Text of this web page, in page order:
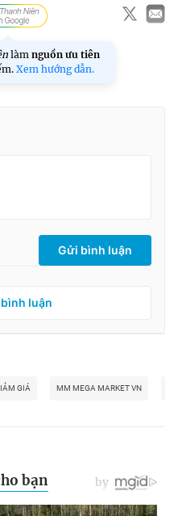
làm nguồn ưu tiên
Xem hướng dẫn.
Gửi bình luận
luận
GIÁ MM MEGA MARKET VN